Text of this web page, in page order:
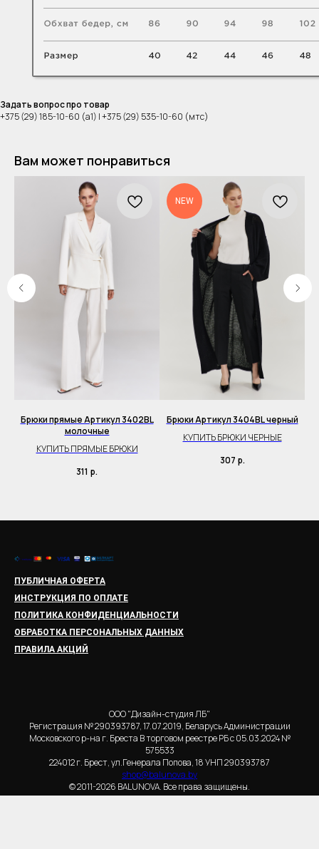
Задать вопрос про товар
+375 (29) 185-10-60 (а1) | +375 (29) 535-10-60 (мтс)
Вам может понравиться
Брюки прямые Артикул 3402BL
молочные
КУПИТЬ ПРЯМЫЕ БРЮКИ
311 р.
NEW
Брюки Артикул 3404BL черный
КУПИТЬ БРЮКИ ЧЕРНЫЕ
307 р.
ПУБЛИЧНАЯ ОФЕРТА
ИНСТРУКЦИЯ ПО ОПЛАТЕ
ПОЛИТИКА КОНФИДЕНЦИАЛЬНОСТИ
ОБРАБОТКА ПЕРСОНАЛЬНЫХ ДАННЫХ
ПРАВИЛА АКЦИЙ
ООО "Дизайн-студия ЛБ"
Регистрация № 290393787, 17.07.2019, Беларусь Администрации
Московского р-на г. Бреста В торговом реестре РБ с 05.03.2024 №
575533
224012 г. Брест, ул.Генерала Попова, 18 УНП 290393787
shop@balunova.by
© 2011-2026 BALUNOVA. Все права защищены.